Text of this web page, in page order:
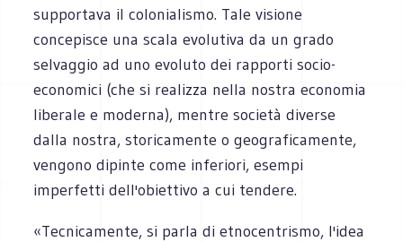
supportava il colonialismo. Tale visione
concepisce una scala evolutiva da un grado
selvaggio ad uno evoluto dei rapporti socio-
economici (che si realizza nella nostra economia
liberale e moderna), mentre società diverse
dalla nostra, storicamente o geograficamente,
vengono dipinte come inferiori, esempi
imperfetti dell'obiettivo a cui tendere.
«Tecnicamente, si parla di etnocentrismo, l'idea